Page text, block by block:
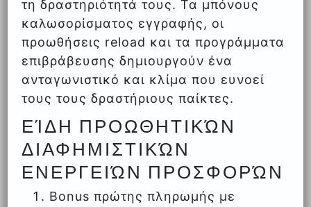
τη δραστηριότητά τους. Τα μπόνους
καλωσορίσματος εγγραφής, οι
προωθήσεις reload και τα προγράμματα
επιβράβευσης δημιουργούν ένα
ανταγωνιστικό και κλίμα που ευνοεί
τους τους δραστήριους παίκτες.
ΕΊΔΗ ΠΡΟΩΘΗΤΙΚΏΝ
ΔΙΑΦΗΜΙΣΤΙΚΏΝ
ΕΝΕΡΓΕΙΏΝ ΠΡΟΣΦΟΡΏΝ
Bonus πρώτης πληρωμής με